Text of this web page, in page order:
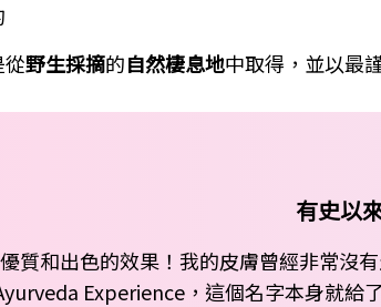
野生採摘的自然棲息地中取得，並以最
有史以
質和出色的效果！我的皮膚曾經非常沒
Experience，這個名字本身就